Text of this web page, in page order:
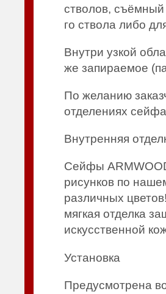
стволов,
го ствола либо
Внутри узкой
же запираемое
По желанию
отделениях
Внутренняя
Сейфы
рисунков по
различных
мягкая отделка
искусственной
Установка
Предусмотрена